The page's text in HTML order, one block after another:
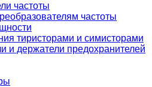
частоты
частоты
тиристорами и симисторами
и держатели предохранителей